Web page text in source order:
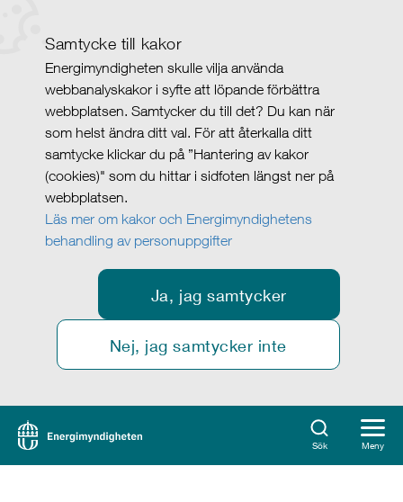
Samtycke till kakor
Energimyndigheten skulle vilja använda
webbanalyskakor i syfte att löpande förbättra
webbplatsen. Samtycker du till det? Du kan när
som helst ändra ditt val. För att återkalla ditt
samtycke klickar du på ”Hantering av kakor
(cookies)" som du hittar i sidfoten längst ner på
webbplatsen.
Läs mer om kakor och Energimyndighetens
behandling av personuppgifter
Ja, jag samtycker
Nej, jag samtycker inte
Sök Meny